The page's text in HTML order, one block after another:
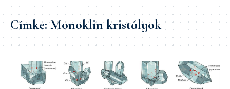
Címke:Monoklin kristályok